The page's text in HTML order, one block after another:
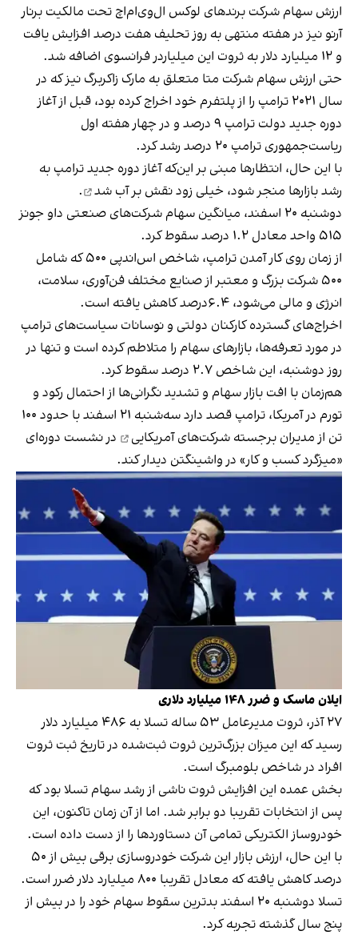
ارزش سهام شرکت برندهای لوکس ال‌وی‌ام‌اچ تحت مالکیت برنار
آرنو نیز در هفته منتهی به روز تحلیف هفت درصد افزایش یافت
و ۱۲ میلیارد دلار به ثروت این میلیاردر فرانسوی اضافه شد.
حتی ارزش سهام شرکت متا متعلق به مارک زاکربرگ نیز که در
سال ۲۰۲۱ ترامپ را از پلتفرم خود اخراج کرده بود، قبل از آغاز
دوره جدید دولت ترامپ ۹ درصد و در چهار هفته اول
ریاست‌جمهوری ترامپ ۲۰ درصد رشد کرد.
با این حال، انتظارها مبنی بر این‌که آغاز دوره جدید ترامپ به
رشد بازارها منجر شود، خیلی زودنقش بر آب شد
.
دوشنبه ۲۰ اسفند، میانگین سهام شرکت‌های صنعتی داو جونز
۵۱۵ واحد معادل ۱.۲ درصد سقوط کرد.
از زمان روی کار آمدن ترامپ، شاخص اس‌اندپی ۵۰۰ که شامل
۵۰۰ شرکت بزرگ و معتبر از صنایع مختلف فن‌آوری، سلامت،
انرژی و مالی می‌شود، ۶.۴درصد کاهش یافته است.
اخراج‌های گسترده کارکنان دولتی و نوسانات سیاست‌های ترامپ
در مورد تعرفه‌ها، بازارهای سهام را متلاطم کرده است و تنها در
روز دوشنبه، این شاخص ۲.۷ درصد سقوط کرد.
هم‌زمان با افت بازار سهام و تشدید نگرانی‌ها از احتمال رکود و
تورم در آمریکا، ترامپ قصد دارد سه‌شنبه ۲۱ اسفند با
حدود ۱۰۰
تن از مدیران برجسته شرکت‌های آمریکایی
در نشست دوره‌ای
«میزگرد کسب و کار» در واشینگتن دیدار کند.
ایلان ماسک و ضرر ۱۴۸ میلیارد دلاری
۲۷ آذر، ثروت مدیرعامل ۵۳ ساله تسلا به ۴۸۶ میلیارد دلار
رسید که این میزان بزرگ‌ترین ثروت ثبت‌شده در تاریخ ثبت ثروت
افراد در شاخص بلومبرگ است.
بخش عمده این افزایش ثروت ناشی از رشد سهام تسلا بود که
پس از انتخابات تقریبا دو برابر شد. اما از آن زمان تاکنون، این
خودروساز الکتریکی تمامی آن دستاوردها را از دست داده است.
با این حال، ارزش بازار این شرکت خودروسازی برقی بیش از ۵۰
درصد کاهش یافته که معادل تقریبا ۸۰۰ میلیارد دلار ضرر است.
تسلا دوشنبه ۲۰ اسفند بدترین سقوط سهام خود را در بیش از
پنج سال گذشته تجربه کرد.